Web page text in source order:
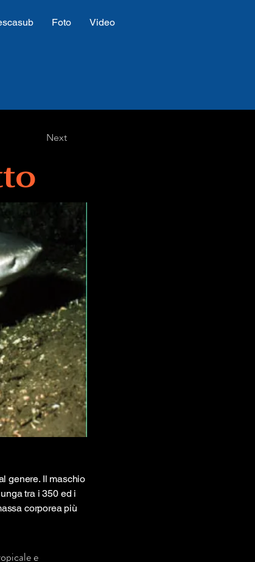
Foto Video
Next
genere. Il maschio
tra i 350 ed i
corporea più
e